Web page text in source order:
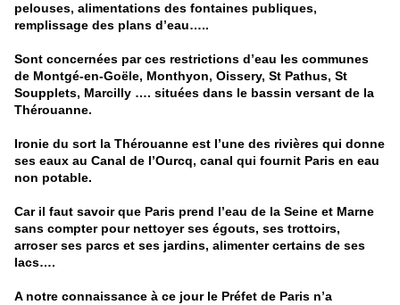
pelouses, alimentations des fontaines publiques,
remplissage des plans d’eau…..
Sont concernées par ces restrictions d’eau les communes
de Montgé-en-Goële, Monthyon, Oissery, St Pathus, St
Soupplets, Marcilly …. situées dans le bassin versant de la
Thérouanne.
Ironie du sort la Thérouanne est l’une des rivières qui donne
ses eaux au Canal de l’Ourcq, canal qui fournit Paris en eau
non potable.
Car il faut savoir que Paris prend l’eau de la Seine et Marne
sans compter pour nettoyer ses égouts, ses trottoirs,
arroser ses parcs et ses jardins, alimenter certains de ses
lacs….
A notre connaissance à ce jour le Préfet de Paris n’a